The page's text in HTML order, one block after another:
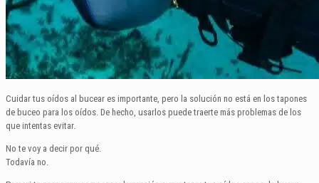
Cuidar tus oídos al bucear es importante, pero la solución no está en los tapones
de buceo para los oídos. De hecho, usarlos puede traerte más problemas de los
que intentas evitar.
No te voy a decir por qué.
Todavía no.